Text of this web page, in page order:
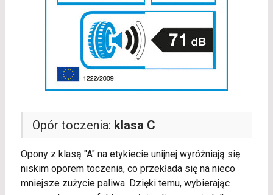
Opór toczenia: klasa C
Opony z klasą "A" na etykiecie unijnej wyróżniają się
niskim oporem toczenia, co przekłada się na nieco
mniejsze zużycie paliwa. Dzięki temu, wybierając